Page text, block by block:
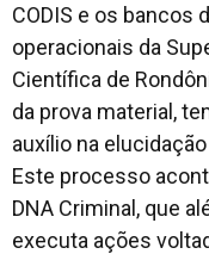
CODIS e os bancos
operacionais da
Científica de
da prova material,
auxílio na
Este processo
DNA Criminal, que
executa ações